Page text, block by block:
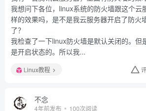
我想问下各位，linux系统的防火墙跟这个云
样的效果吗，是不是我云服务器开启了防火
了？
我检查了一下linux防火墙是默认关闭的。但
是开启状态的。所以我...
Linux教程
不念
4年前发布 100次阅读